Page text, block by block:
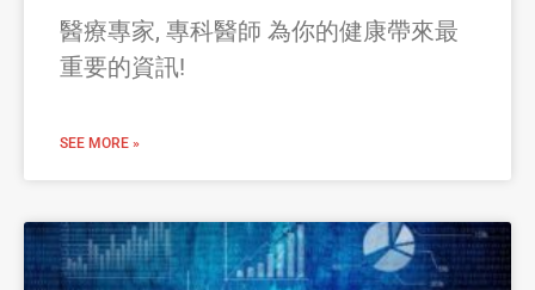
醫療專家, 專科醫師 為你的健康帶來最
重要的資訊!
SEE MORE »